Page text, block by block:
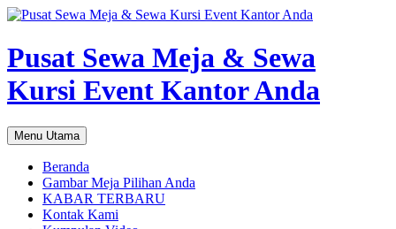
Pusat Sewa Meja & Sewa
Kursi Event Kantor Anda
Cari
Menu Utama Langsung
ke
isi
Beranda
Gambar Meja Pilihan Anda
KABAR TERBARU
Kontak Kami